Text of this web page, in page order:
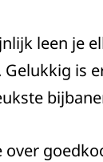
leen je
is